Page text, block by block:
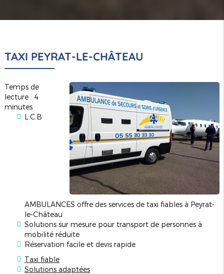
TAXI PEYRAT-LE-CHÂTEAU
Temps de
lecture : 4
minutes
L.C.B
AMBULANCES offre des services de taxi fiables à Peyrat-
le-Château
Solutions sur mesure pour transport de personnes à
mobilité réduite
Réservation facile et devis rapide
Taxi fiable
Solutions adaptées